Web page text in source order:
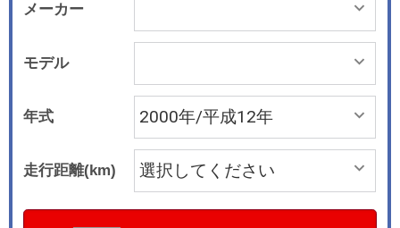
メーカー
モデル
年式
走行距離(km)